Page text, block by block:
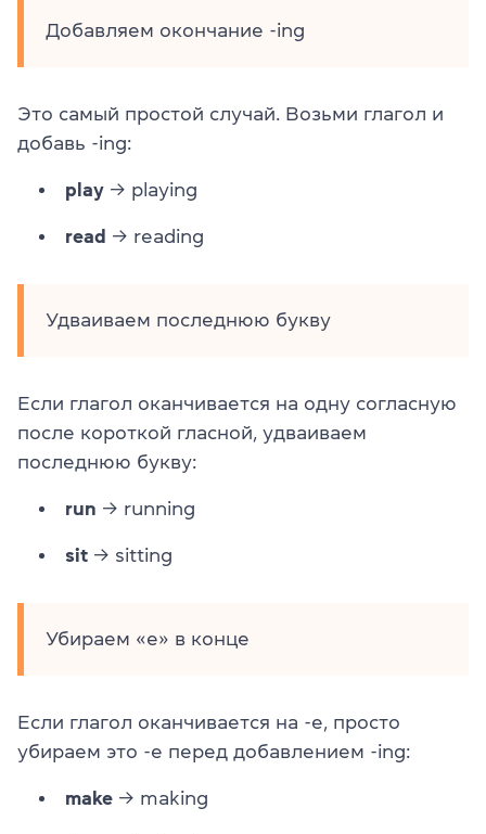
Добавляем окончание -ing
Это самый простой случай. Возьми глагол и
добавь -ing:
play → playing
read → reading
Удваиваем последнюю букву
Если глагол оканчивается на одну согласную
после короткой гласной, удваиваем
последнюю букву:
run → running
sit → sitting
Убираем «e» в конце
Если глагол оканчивается на -e, просто
убираем это -e перед добавлением -ing:
make → making